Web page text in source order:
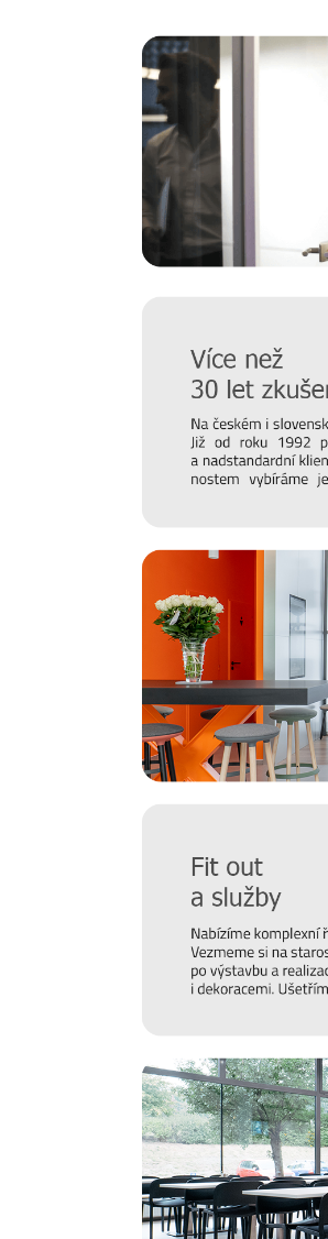
obsahují police o tloušťce 18
tloušťce 25 mm a nosnosti 32
poličky s nosností až
tlumené zavírání(ve větších
výškových úrovní(1H – 6H,
Skříně lze jednoduše
jednotlivých kousků lze